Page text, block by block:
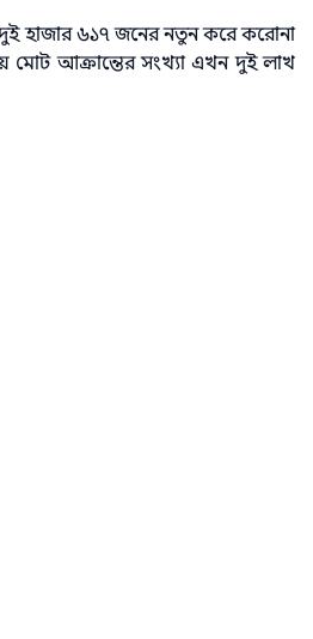
হাজার ৬১৭ জনের নতুন করে করোনা
মোট আক্রান্তের সংখ্যা এখন দুই লাখ